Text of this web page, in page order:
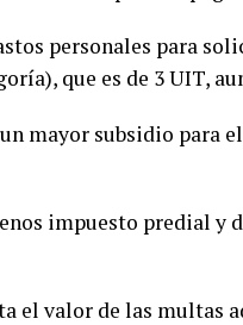
personales para
que es de 3 UIT,
un mayor subsidio para
impuesto predial y
el valor de las multas